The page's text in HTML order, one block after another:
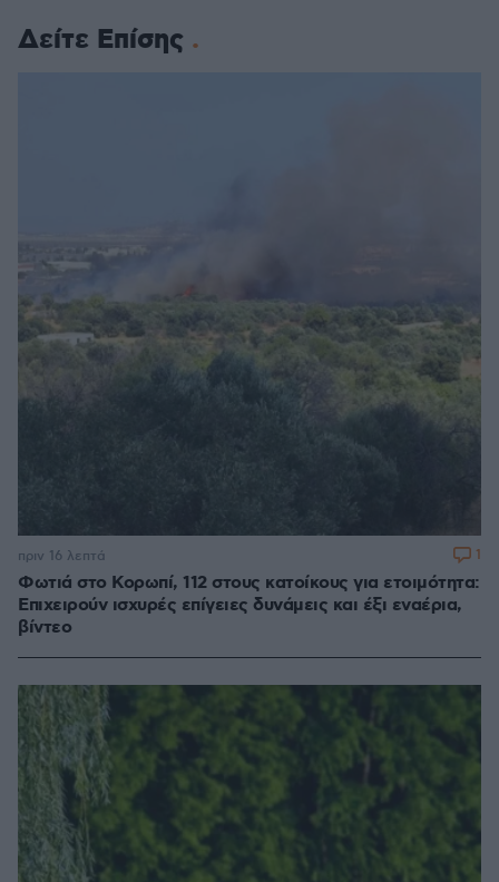
Δείτε Επίσης
Φωτιά στο Κορωπί, 112 στους κατοίκους για ετοιμότητα:
Επιχειρούν ισχυρές επίγειες δυνάμεις και έξι εναέρια,
βίντεο
πριν 16 λεπτά 1